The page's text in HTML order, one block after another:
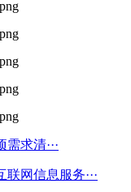
求清···
网信息服务···